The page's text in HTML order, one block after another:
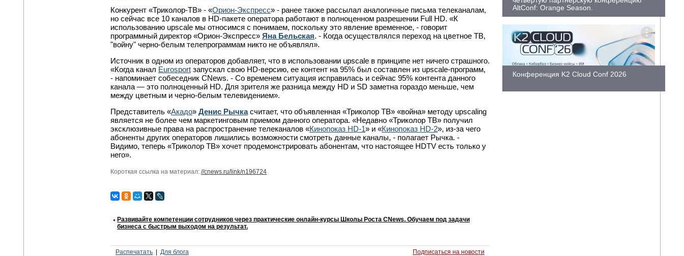
Конкурент «Триколор-ТВ» - «Орион-Экспресс» - ранее также рассылал аналогичные письма телеканалам,
но сейчас все 10 каналов в HD-пакете оператора работают в полноценном разрешении Full HD. «К
использованию upscale мы относимся с понимаем, поскольку это явление временное, - говорит
программный директор «Орион-Экспресс» Яна Бельская. - Когда осуществлялся переход на цветное ТВ,
"войну" черно-белым телепрограммам никто не объявлял».
Источник в одном из операторов добавляет, что в использовании upscale в принципе нет ничего страшного.
«Когда канал Eurosport запускал свою HD-версию, ее контент на 95% был составлен из upscale-программ,
- напоминает собеседник CNews. - Со временем ситуация исправилась и сейчас 95% контента данного
канала — это полноценный HD. Для зрителя же разница между HD и SD заметна гораздо меньше, чем
между цветным и черно-белым телевидением».
Представитель «Акадо» Денис Рычкасчитает, что объявленная «Триколор ТВ» «война» методу upscaling
является не более чем маркетинговым приемом данного оператора. «Недавно «Триколор ТВ» получил
эксклюзивные права на распространение телеканалов «Кинопоказ HD-1» и «Кинопоказ HD-2», из-за чего
абоненты других операторов лишились возможности смотреть данные каналы, - полагает Рычка. -
Видимо, теперь «Триколор ТВ» хочет продемонстрировать абонентам, что настоящее HDTV есть только у
него».
Короткая ссылка на материал: //cnews.ru/link/n196724
Развивайте компетенции сотрудников через практические онлайн-курсы Школы Роста CNews. Обучаем под задачи
бизнеса с быстрым выходом на результат.
Распечатать Для блога Подписаться на новости
AltConf: Orange Season.
Конференция K2 Cloud Conf 2026